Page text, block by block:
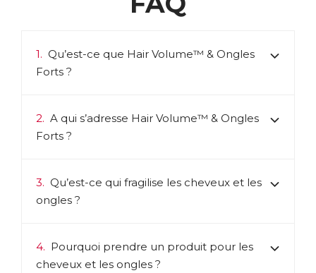
gustatives, pendant longtemps. Les Pommes Annurca sont
le secret de l'efficacité des comprimés Hair Volume.
mûrir doucement, jusqu'à être transformées en un extrait
concentré qui en préserve tous les bienfaits, et notamment
EAN : 3401548184240
1. Qu’est-ce que Hair Volume™ & Ongles
Forts ?
2. A qui s’adresse Hair Volume™ & Ongles
Forts ?
3. Qu’est-ce qui fragilise les cheveux et les
ongles ?
4. Pourquoi prendre un produit pour les
cheveux et les ongles ?